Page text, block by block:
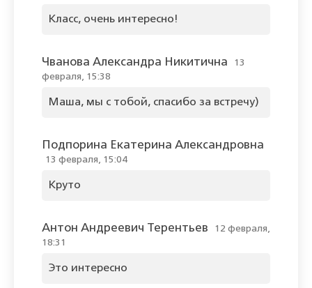
Класс, очень интересно!
Чванова Александра Никитична
13
февраля, 15:38
Маша, мы с тобой, спасибо за встречу)
Подпорина Екатерина Александровна
13 февраля, 15:04
Круто
Антон Андреевич Терентьев
12 февраля,
18:31
Это интересно